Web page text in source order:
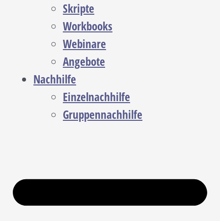
Skripte
Workbooks
Webinare
Angebote
Nachhilfe
Einzelnachhilfe
Gruppennachhilfe